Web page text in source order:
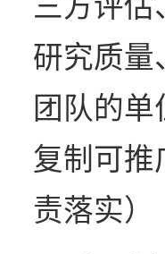
三方评估
研究质量
团队的
复制可推
责落实）